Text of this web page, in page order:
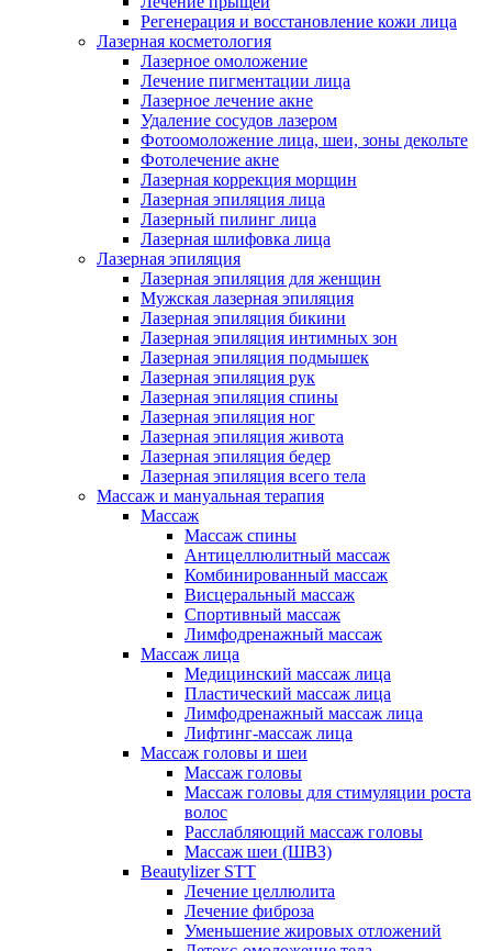
Регенерация и восстановление кожи лица
Лазерная косметология
Лазерное омоложение
Лечение пигментации лица
Лазерное лечение акне
Удаление сосудов лазером
Фотоомоложение лица, шеи, зоны декольте
Фотолечение акне
Лазерная коррекция морщин
Лазерная эпиляция лица
Лазерный пилинг лица
Лазерная шлифовка лица
Лазерная эпиляция
Лазерная эпиляция для женщин
Мужская лазерная эпиляция
Лазерная эпиляция бикини
Лазерная эпиляция интимных зон
Лазерная эпиляция подмышек
Лазерная эпиляция рук
Лазерная эпиляция спины
Лазерная эпиляция ног
Лазерная эпиляция живота
Лазерная эпиляция бедер
Лазерная эпиляция всего тела
Массаж и мануальная терапия
Массаж
Массаж спины
Антицеллюлитный массаж
Комбинированный массаж
Висцеральный массаж
Спортивный массаж
Лимфодренажный массаж
Массаж лица
Медицинский массаж лица
Пластический массаж лица
Лимфодренажный массаж лица
Лифтинг-массаж лица
Массаж головы и шеи
Массаж головы
Массаж головы для стимуляции роста
волос
Расслабляющий массаж головы
Массаж шеи (ШВЗ)
Beautylizer STT
Лечение целлюлита
Лечение фиброза
Уменьшение жировых отложений